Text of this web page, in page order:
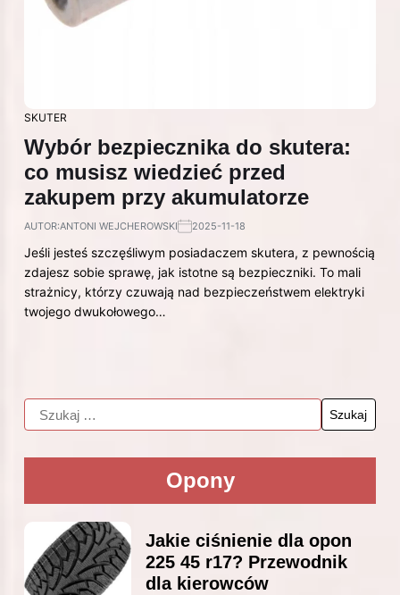
SKUTER
Wybór bezpiecznika do skutera:
co musisz wiedzieć przed
zakupem przy akumulatorze
AUTOR:ANTONI WEJCHEROWSKI 2025-11-18
Jeśli jesteś szczęśliwym posiadaczem skutera, z pewnością
zdajesz sobie sprawę, jak istotne są bezpieczniki. To mali
strażnicy, którzy czuwają nad bezpieczeństwem elektryki
twojego dwukołowego…
Opony
Jakie ciśnienie dla opon
225 45 r17? Przewodnik
dla kierowców